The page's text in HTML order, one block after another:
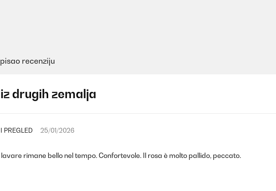
recenziju
drugih zemalja
PREGLED 25/01/2026
rimane bello nel tempo. Confortevole. Il rosa è molto pallido, peccato.